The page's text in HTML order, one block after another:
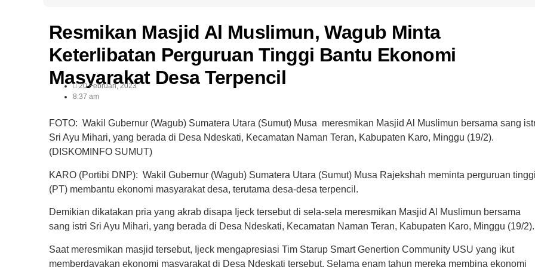
Resmikan Masjid Al Muslimun, Wagub Minta
Keterlibatan Perguruan Tinggi Bantu Ekonomi
Masyarakat Desa Terpencil
20 Februari, 2023
8:37 am
FOTO: Wakil Gubernur (Wagub) Sumatera Utara (Sumut) Musa meresmikan Masjid Al Muslimun bersama sang
Sri Ayu Mihari, yang berada di Desa Ndeskati, Kecamatan Naman Teran, Kabupaten Karo, Minggu (19/2).
(DISKOMINFO SUMUT)
KARO (Portibi DNP): Wakil Gubernur (Wagub) Sumatera Utara (Sumut) Musa Rajekshah meminta perguruan
(PT) membantu ekonomi masyarakat desa, terutama desa-desa terpencil.
Demikian dikatakan pria yang akrab disapa Ijeck tersebut di sela-sela meresmikan Masjid Al Muslimun bersama
sang istri Sri Ayu Mihari, yang berada di Desa Ndeskati, Kecamatan Naman Teran, Kabupaten Karo, Minggu (19/2).
Saat meresmikan masjid tersebut, Ijeck mengapresiasi Tim Starup Smart Genertion Community USU yang ikut
memberdayakan ekonomi masyarakat di Desa Ndeskati tersebut. Selama enam tahun mereka membina ekonomi